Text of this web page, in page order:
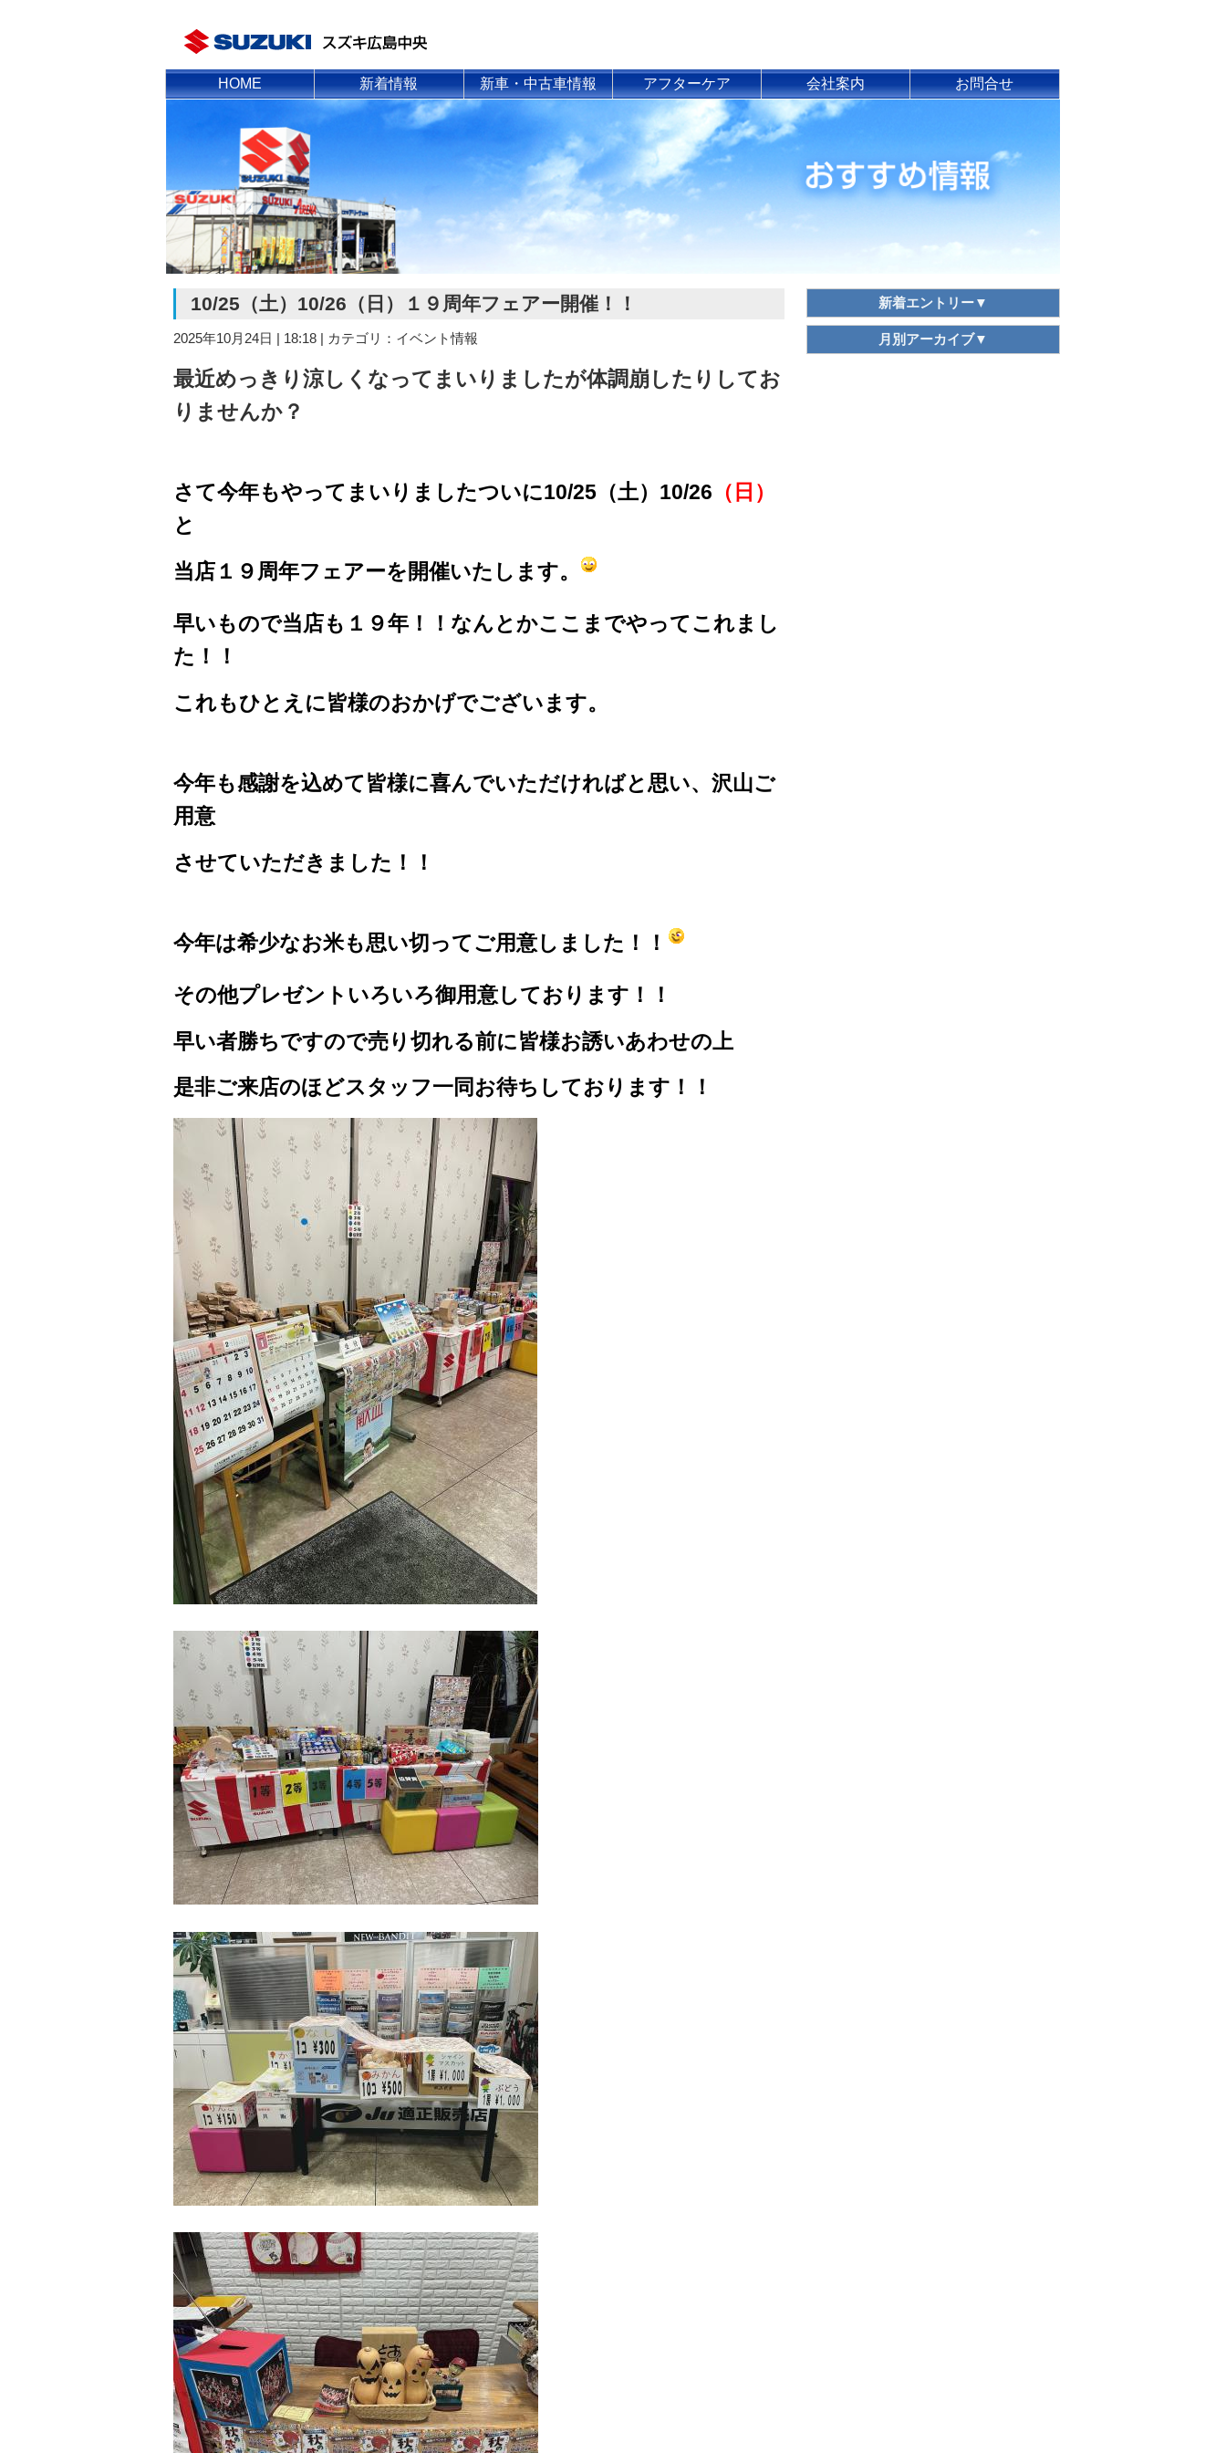
HOME
新着情報
お知らせ
イベント情報
スタッフブログ
新車・中古車情報
新車ラインナップ
中古車情報
アフターケア
板金塗装
アフターケア
会社案内
店舗案内
会社案内
お問合せ
新着エントリー▼
月別アーカイブ▼
10/25（土）10/26（日）１９周年フェアー開催！！
2025年10月24日 | 18:18 | カテゴリ：イベント情報
最近めっきり涼しくなってまいりましたが体調崩したりしてお
りませんか？
さて今年もやってまいりましたついに10/25（土）10/26 （日）
と
当店１９周年フェアーを 開催いたします。
早いもので当店も１９年！！なんとかここまでやってこれまし
た！！
これもひとえに皆様のおかげでございます。
今年も感謝を込めて皆様に喜んでいただければと思い、沢山ご
用意
させていただきました！！
今年は希少なお米も思い切ってご用意しました！！
その他プレゼントいろいろ御用意しております！！
早い者勝ちですので売り切れる前に皆様お誘いあわせの上
是非ご来店のほどスタッフ一同お待ちしております！！